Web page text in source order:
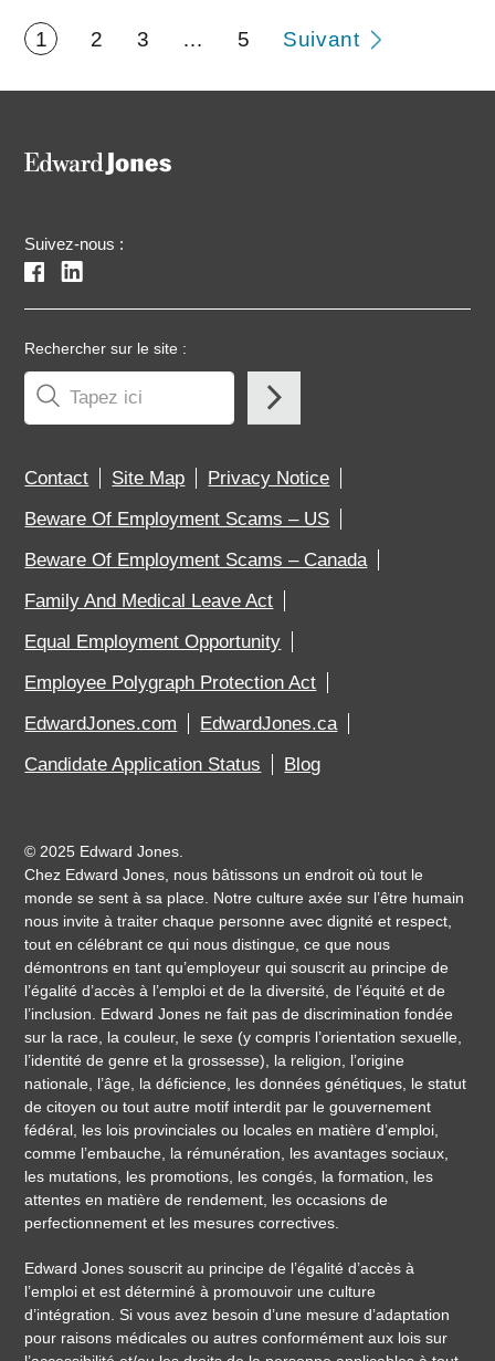
1 2 3 … 5 Suivant
Suivez-nous :
Rechercher sur le site :
Contact Site Map
Privacy Notice
Beware Of Employment Scams – US
Beware Of Employment Scams – Canada
Family And Medical Leave Act
Equal Employment Opportunity
Employee Polygraph Protection Act
EdwardJones.com
EdwardJones.ca
Candidate Application Status
Blog
© 2025 Edward Jones.
Chez Edward Jones, nous bâtissons un endroit où tout le
monde se sent à sa place. Notre culture axée sur l’être humain
nous invite à traiter chaque personne avec dignité et respect,
tout en célébrant ce qui nous distingue, ce que nous
démontrons en tant qu’employeur qui souscrit au principe de
l’égalité d’accès à l’emploi et de la diversité, de l’équité et de
l’inclusion. Edward Jones ne fait pas de discrimination fondée
sur la race, la couleur, le sexe (y compris l’orientation sexuelle,
l’identité de genre et la grossesse), la religion, l’origine
nationale, l’âge, la déficience, les données génétiques, le statut
de citoyen ou tout autre motif interdit par le gouvernement
fédéral, les lois provinciales ou locales en matière d’emploi,
comme l’embauche, la rémunération, les avantages sociaux,
les mutations, les promotions, les congés, la formation, les
attentes en matière de rendement, les occasions de
perfectionnement et les mesures correctives.
Edward Jones souscrit au principe de l’égalité d’accès à
l’emploi et est déterminé à promouvoir une culture
d’intégration. Si vous avez besoin d’une mesure d’adaptation
pour raisons médicales ou autres conformément aux lois sur